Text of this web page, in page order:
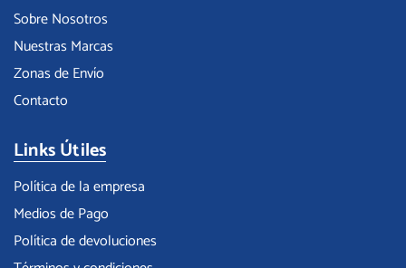
Sobre Nosotros
Nuestras Marcas
Zonas de Envío
Contacto
Links Útiles
Política de la empresa
Medios de Pago
Política de devoluciones